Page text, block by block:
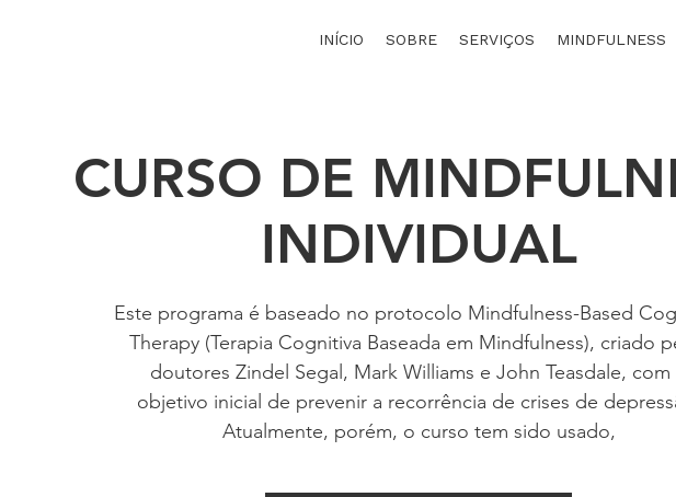
INÍCIO SOBRE SERVIÇOS MINDFULNESS
CURSO DE
INDIVIDUAL
Este programa é baseado no protocolo Mindfulness-Based
Therapy (Terapia Cognitiva Baseada em Mindfulness), criado
doutores Zindel Segal, Mark Williams e John Teasdale, com
objetivo inicial de prevenir a recorrência de crises de
Atualmente, porém, o curso tem sido usado,